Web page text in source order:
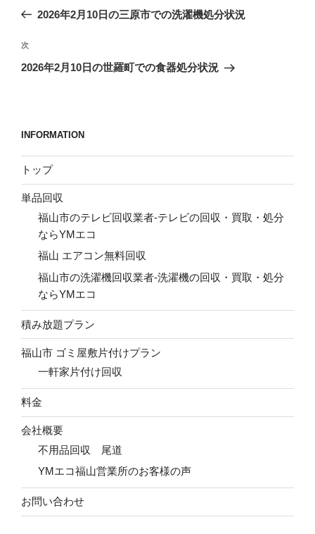
ナ
ビ
ゲ
ン
の
稿
2026年2月10日の三原市での洗濯機処分状況
次
の
次
2026年2月10日の世羅町での食器処分状況
INFORMATION
トップ
単品回収
福山市のテレビ回収業者-テレビの回収・買取・処分
ならYMエコ
福山 エアコン無料回収
福山市の洗濯機回収業者-洗濯機の回収・買取・処分
ならYMエコ
積み放題プラン
福山市 ゴミ屋敷片付けプラン
一軒家片付け回収
料金
会社概要
不用品回収 尾道
YMエコ福山営業所のお客様の声
お問い合わせ